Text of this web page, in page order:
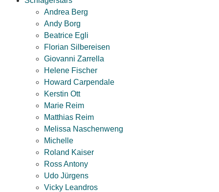
Andrea Berg
Andy Borg
Beatrice Egli
Florian Silbereisen
Giovanni Zarrella
Helene Fischer
Howard Carpendale
Kerstin Ott
Marie Reim
Matthias Reim
Melissa Naschenweng
Michelle
Roland Kaiser
Ross Antony
Udo Jürgens
Vicky Leandros